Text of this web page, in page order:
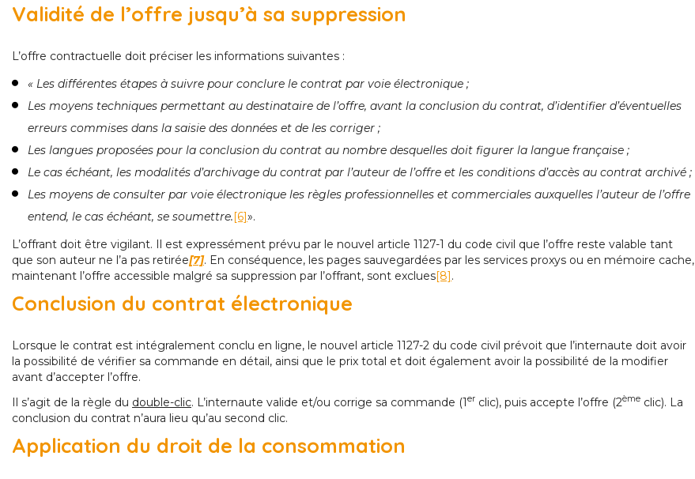
Validité de l’offre jusqu’à sa suppression
L’offre contractuelle doit préciser les informations suivantes :
« Les différentes étapes à suivre pour conclure le contrat par voie électronique ;
Les moyens techniques permettant au destinataire de l’offre, avant la conclusion du contrat, d’identifier d’éventuelles
erreurs commises dans la saisie des données et de les corriger ;
Les langues proposées pour la conclusion du contrat au nombre desquelles doit figurer la langue française ;
Le cas échéant, les modalités d’archivage du contrat par l’auteur de l’offre et les conditions d’accès au contrat archivé ;
Les moyens de consulter par voie électronique les règles professionnelles et commerciales auxquelles l’auteur de l’offre
entend, le cas échéant, se soumettre.[6]».
L’offrant doit être vigilant. Il est expressément prévu par le nouvel article 1127-1 du code civil que l’offre reste valable tant
que son auteur ne l’a pas retirée[7]. En conséquence, les pages sauvegardées par les services proxys ou en mémoire cache,
maintenant l’offre accessible malgré sa suppression par l’offrant, sont exclues[8].
Conclusion du contrat électronique
Lorsque le contrat est intégralement conclu en ligne, le nouvel article 1127-2 du code civil prévoit que l’internaute doit avoir
la possibilité de vérifier sa commande en détail, ainsi que le prix total et doit également avoir la possibilité de la modifier
avant d’accepter l’offre.
Il s’agit de la règle du double-clic. L’internaute valide et/ou corrige sa commande (1er clic), puis accepte l’offre (2ème clic). La
conclusion du contrat n’aura lieu qu’au second clic.
Application du droit de la consommation